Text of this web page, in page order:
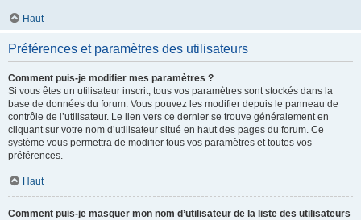
Haut
Préférences et paramètres des utilisateurs
Comment puis-je modifier mes paramètres ?
Si vous êtes un utilisateur inscrit, tous vos paramètres sont stockés dans la
base de données du forum. Vous pouvez les modifier depuis le panneau de
contrôle de l’utilisateur. Le lien vers ce dernier se trouve généralement en
cliquant sur votre nom d’utilisateur situé en haut des pages du forum. Ce
système vous permettra de modifier tous vos paramètres et toutes vos
préférences.
Haut
Comment puis-je masquer mon nom d’utilisateur de la liste des utilisateurs